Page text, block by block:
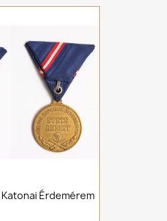
Érdemérem